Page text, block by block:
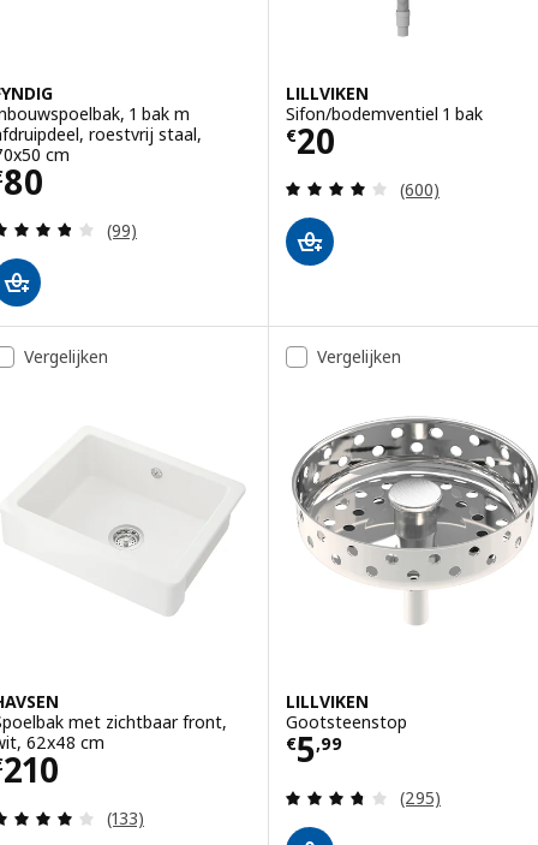
1 bak m
roestvrij staal,
cm
80 € 80
Beoordeling: 3.8 van 5 sterren. Totaal
(99)
LILLVIKEN
Sifon/bodemventiel 1 bak
€20
Prijs € 20
Beoordeling:
(600)
Vergelijken
met zichtbaar front,
62x48 cm
210€ 210
Beoordeling: 3.9 van 5 sterren. Totaal
(133)
Vergelijken
LILLVIKEN
Gootsteenstop
€5,99
Prijs € 5,99
Beoordeling:
(295)